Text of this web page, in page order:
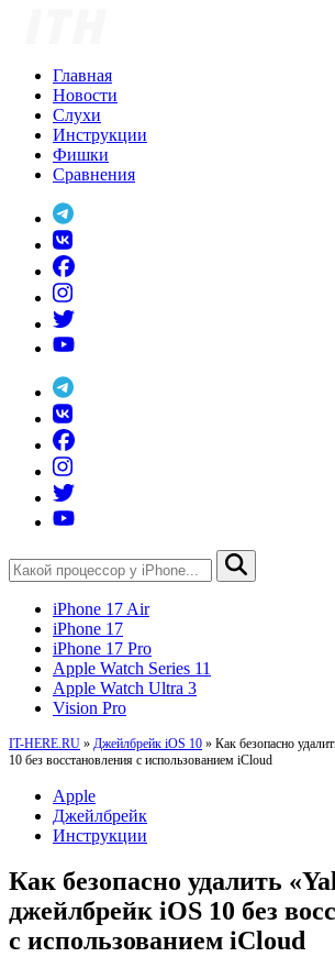
Главная
Новости
Слухи
Инструкции
Фишки
Сравнения
iPhone 17 Air
iPhone 17
iPhone 17 Pro
Apple Watch Series 11
Apple Watch Ultra 3
Vision Pro
IT-HERE.RU » Джейлбрейк iOS 10 » Как безопасно
10 без восстановления с использованием iCloud
Apple
Джейлбрейк
Инструкции
Как безопасно удалить
джейлбрейк iOS 10 без
с использованием iCloud